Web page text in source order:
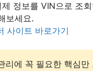
제 정보를 VIN으로 조
보세요.
사이트 바로가기
리에 꼭 필요한 핵심만